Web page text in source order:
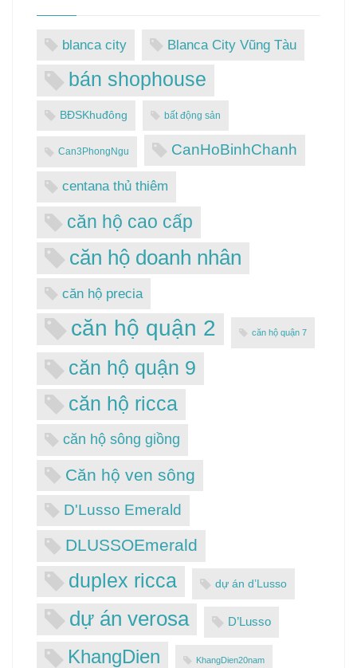
blanca city Blanca City Vũng Tàu
bán shophouse
BĐSKhuđông bất động sản
Can3PhongNgu CanHoBinhChanh
centana thủ thiêm
căn hộ cao cấp
căn hộ doanh nhân
căn hộ precia
căn hộ quận 2 căn hộ quận 7
căn hộ quận 9
căn hộ ricca
căn hộ sông giồng
Căn hộ ven sông
D'Lusso Emerald
DLUSSOEmerald
duplex ricca dự án d’Lusso
dự án verosa D’Lusso
KhangDien KhangDien20nam